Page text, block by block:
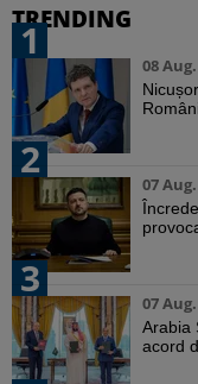
TRENDING
1
08
2
07
3
07
Arabia
acord